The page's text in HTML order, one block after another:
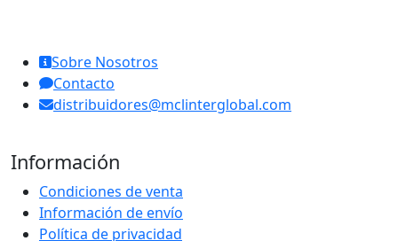
Sobre Nosotros
Contacto
distribuidores@mclinterglobal.com
Información
Condiciones de venta
Información de envío
Política de privacidad